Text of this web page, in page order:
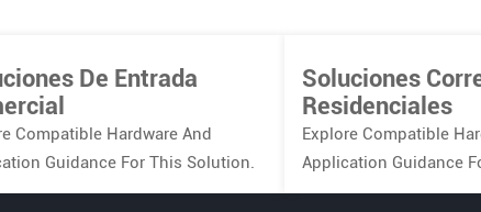
De Entrada
Compatible Hardware And
Guidance For This Solution.
Soluciones
Residenciales
Explore Compatible
Application Guidance